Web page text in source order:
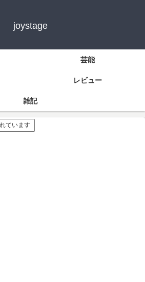
joystage
芸能
レビュー
雑記
ています